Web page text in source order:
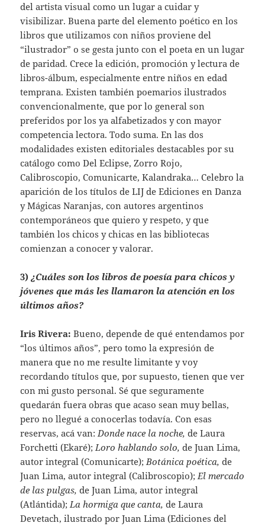
del artista visual como un lugar a cuidar y
visibilizar. Buena parte del elemento poético en los
libros que utilizamos con niños proviene del
“ilustrador” o se gesta junto con el poeta en un lugar
de paridad. Crece la edición, promoción y lectura de
libros-álbum, especialmente entre niños en edad
temprana. Existen también poemarios ilustrados
convencionalmente, que por lo general son
preferidos por los ya alfabetizados y con mayor
competencia lectora. Todo suma. En las dos
modalidades existen editoriales destacables por su
catálogo como Del Eclipse, Zorro Rojo,
Calibroscopio, Comunicarte, Kalandraka… Celebro la
aparición de los títulos de LIJ de Ediciones en Danza
y Mágicas Naranjas, con autores argentinos
contemporáneos que quiero y respeto, y que
también los chicos y chicas en las bibliotecas
comienzan a conocer y valorar.
3)¿Cuáles son los libros de poesía para chicos y
jóvenes que más les llamaron la atención en los
últimos años?
Iris Rivera:Bueno, depende de qué entendamos por
“los últimos años”, pero tomo la expresión de
manera que no me resulte limitante y voy
recordando títulos que, por supuesto, tienen que ver
con mi gusto personal. Sé que seguramente
quedarán fuera obras que acaso sean muy bellas,
pero no llegué a conocerlas todavía. Con esas
reservas, acá van:Donde nace la noche, de Laura
Forchetti (Ekaré);Loro hablando solo, de Juan Lima,
autor integral (Comunicarte);Botánica poética, de
Juan Lima, autor integral (Calibroscopio);El mercado
de las pulgas, de Juan Lima, autor integral
(Atlántida);La hormiga que canta, de Laura
Devetach, ilustrado por Juan Lima (Ediciones del